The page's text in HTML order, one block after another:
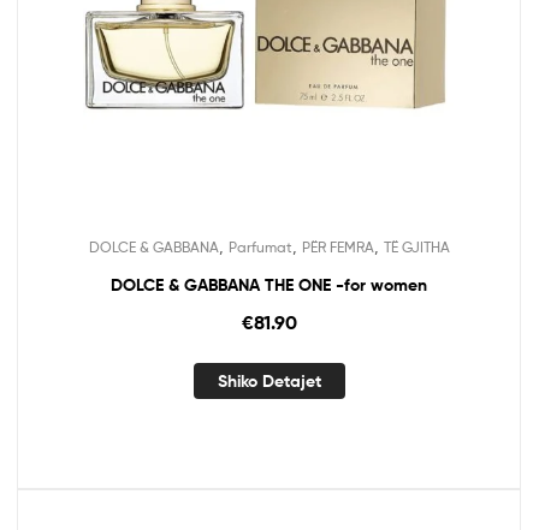
DOLCE & GABBANA Parfumat PËR FEMRA TË GJITHA
DOLCE & GABBANA THE ONE -for women
€81.90
Shiko Detajet